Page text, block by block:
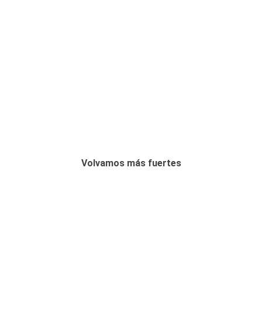
Volvamos más fuertes